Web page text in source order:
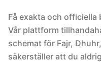
Få exakta och officiella
Vår plattform
schemat för Fajr,
säkerställer att du